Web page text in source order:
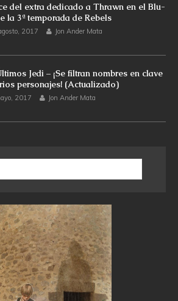
del extra dedicado a Thrawn en el Blu-
la 3ª temporada de Rebels
2017 Jon Ander Mata
Jedi – ¡Se filtran nombres en clave
personajes! (Actualizado)
2017 Jon Ander Mata